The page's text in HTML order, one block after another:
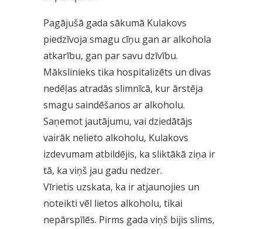
Pagājušā gada sākumā Kulakovs
piedzīvoja smagu cīņu gan ar alkohola
atkarību, gan par savu dzīvību.
Mākslinieks tika hospitalizēts un divas
nedēļas atradās slimnīcā, kur ārstēja
smagu saindēšanos ar alkoholu.
Saņemot jautājumu, vai dziedātājs
vairāk nelieto alkoholu, Kulakovs
izdevumam atbildējis, ka sliktākā ziņa ir
tā, ka viņš jau gadu nedzer.
Vīrietis uzskata, ka ir atjaunojies un
noteikti vēl lietos alkoholu, tikai
nepārspīlēs. Pirms gada viņš bijis slims,